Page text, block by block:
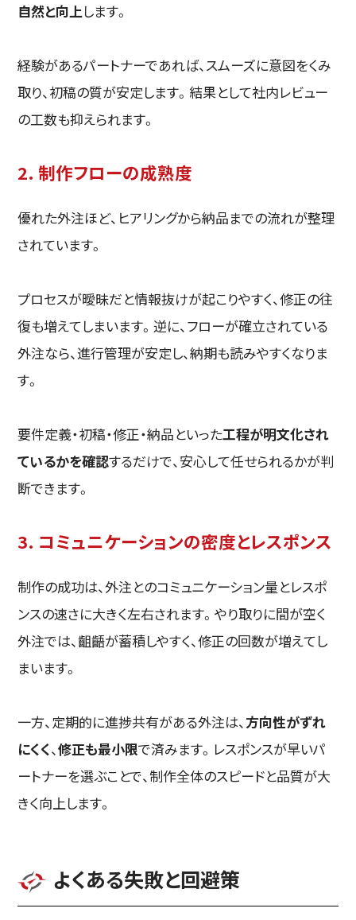
自然と向上します。
経験があるパートナーであれば、スムーズに意図をくみ
取り、初稿の質が安定します。結果として社内レビュー
の工数も抑えられます。
2. 制作フローの成熟度
優れた外注ほど、ヒアリングから納品までの流れが整理
されています。
プロセスが曖昧だと情報抜けが起こりやすく、修正の往
復も増えてしまいます。逆に、フローが確立されている
外注なら、進行管理が安定し、納期も読みやすくなりま
す。
要件定義・初稿・修正・納品といった工程が明文化され
ているかを確認するだけで、安心して任せられるかが判
断できます。
3. コミュニケーションの密度とレスポンス
制作の成功は、外注とのコミュニケーション量とレスポ
ンスの速さに大きく左右されます。やり取りに間が空く
外注では、齟齬が蓄積しやすく、修正の回数が増えてし
まいます。
一方、定期的に進捗共有がある外注は、 方向性がずれ
にくく、修正も最小限で済みます。レスポンスが早いパ
ートナーを選ぶことで、制作全体のスピードと品質が大
きく向上します。
よくある失敗と回避策